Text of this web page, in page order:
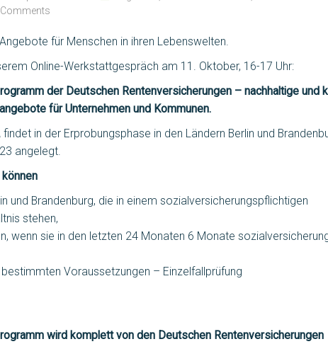
für Menschen in ihren Lebenswelten.
Online-Werkstattgespräch am 11. Oktober, 16-17 Uhr:
der Deutschen Rentenversicherungen – nachhaltige und
für Unternehmen und Kommunen.
in der Erprobungsphase in den Ländern Berlin und
angelegt.
und Brandenburg, die in einem sozialversicherungspflichtigen
stehen,
wenn sie in den letzten 24 Monaten 6 Monate
Voraussetzungen – Einzelfallprüfung
wird komplett von den Deutschen Rentenversicherungen